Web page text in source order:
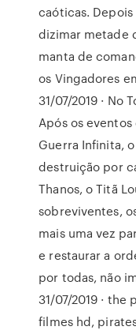
caóticas.
dizimar metade
manta de
os Vingadores
31/07/2019 · No
Após os
Guerra Infinita,
destruição por
Thanos, o Titã
sobreviventes,
mais uma vez
e restaurar a
por todas, não
31/07/2019 ·
filmes hd,